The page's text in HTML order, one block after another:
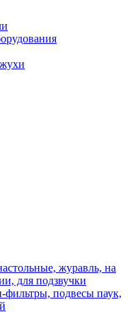
журавль, на
для подзвучки
фильтры, подвесы паук,